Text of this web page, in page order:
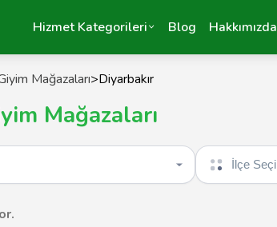
Hizmet Kategorileri Blog Hakkımızda
Mağazaları>Diyarbakır
Mağazaları
İlçe seçin